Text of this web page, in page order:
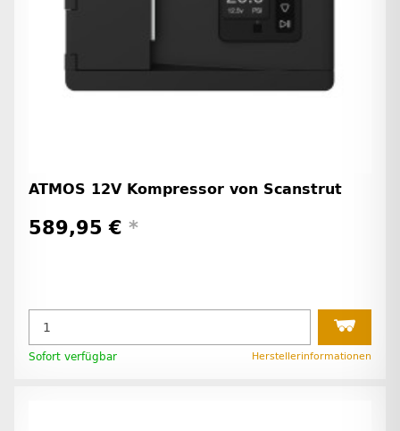
ATMOS 12V Kompressor von Scanstrut
589,95 € *
Sofort verfügbar Herstellerinformationen